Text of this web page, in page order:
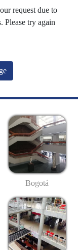
request due to
Please try again
Bogotá